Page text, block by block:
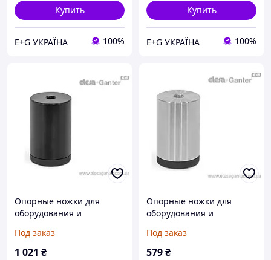
Купить
E+G УКРАЇНА 100%
Купить
E+G УКРАЇНА 100%
Опорные ножки для
оборудования и
монтаж, закрытые
отверстия GN 440-32-32-
Под заказ
1 021 ₴
Опорные ножки для
оборудования и
монтаж, закрытые
отверстия GN 440-16-16-
Под заказ
579₴